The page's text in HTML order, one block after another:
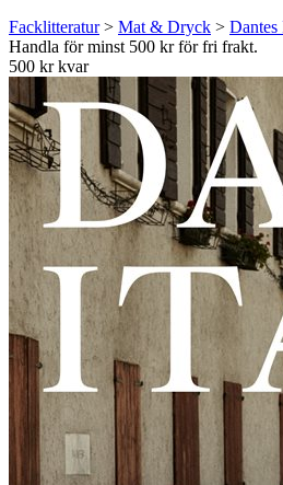
Facklitteratur> Mat & Dryck > Dantes
Handla för minst 500 kr för fri frakt.
500 kr kvar